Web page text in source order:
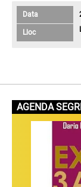
Data
Lloc
AGENDA